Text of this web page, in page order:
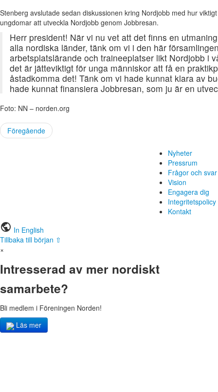
Stenberg avslutade sedan diskussionen kring Nordjobb med hur
ungdomar att utveckla Nordjobb genom Jobbresan.
Herr president! När vi nu vet att det finns en
alla nordiska länder, tänk om vi i den här
arbetsplatslärande och traineeplatser likt Nordjobb i
det är jätteviktigt för unga människor att få en
åstadkomma det! Tänk om vi hade kunnat klara av
hade kunnat finansiera Jobbresan, som ju är en
Foto: NN – norden.org
Föregående
Nyheter
Pressrum
Frågor och svar
Vision
Engagera dig
Integritetspolicy
Kontakt
public In English
Tillbaka till början ⇧
×
Intresserad av mer nordiskt
samarbete?
Bli medlem i Föreningen Norden!
Läs mer